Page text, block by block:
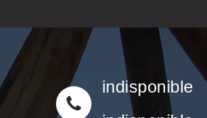
indisponible